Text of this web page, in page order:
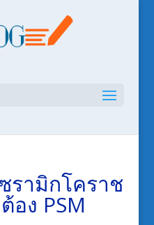
รามิกโคราช
อง PSM